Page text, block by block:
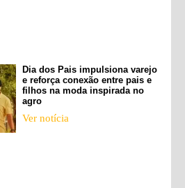
Dia dos Pais impulsiona varejo
e reforça conexão entre pais e
filhos na moda inspirada no
agro
Ver notícia